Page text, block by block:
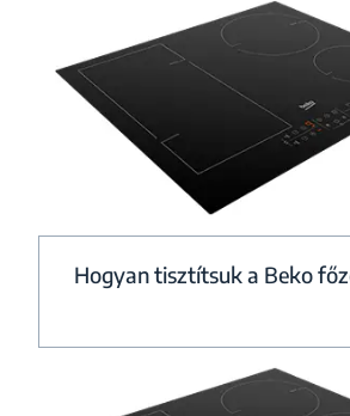
Hogyan tisztítsuk a Beko